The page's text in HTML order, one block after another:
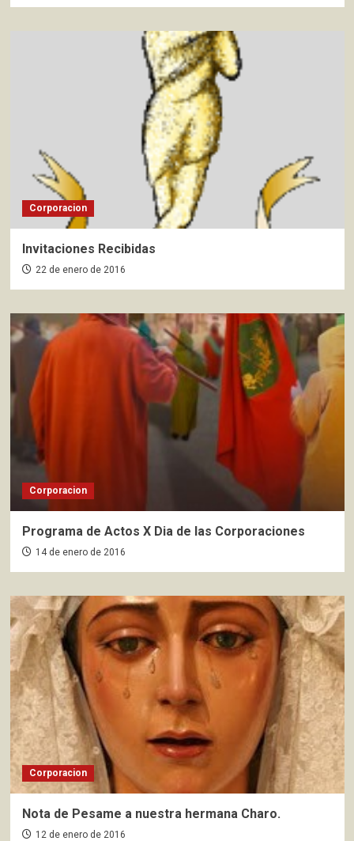
Corporacion
Invitaciones Recibidas
22 de enero de 2016
Corporacion
Programa de Actos X Dia de las Corporaciones
14 de enero de 2016
Corporacion
Nota de Pesame a nuestra hermana Charo.
12 de enero de 2016